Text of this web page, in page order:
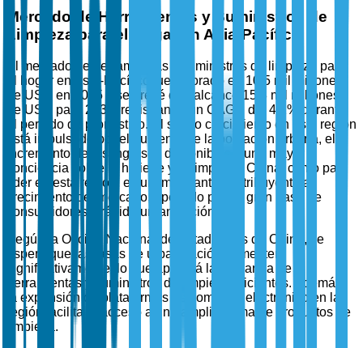
Mercado de Herramientas y Suministros de
Limpieza para el Hogar en Asia-Pacífico
El mercado de herramientas y suministros de limpieza para
el hogar en Asia-Pacífico fue valorado en 10.5 mil millones
de USD en 2025 y se prevé que alcance 15.8 mil millones
de USD para 2035, registrando un CAGR del 4.2% durante
el período de pronóstico. El sólido crecimiento en esta región
está impulsado por el aumento de la población urbana, el
incremento de los ingresos disponibles y una mayor
conciencia sobre la higiene y la limpieza. China, como país
líder en esta región, es un importante contribuyente al
crecimiento del mercado, apoyado por su gran base de
consumidores y rápida urbanización.
Según la Oficina Nacional de Estadísticas de China, se
espera que las tasas de urbanización aumenten
significativamente, lo que apoyará la demanda de
herramientas y suministros de limpieza eficientes. Además,
la expansión de plataformas de comercio electrónico en la
región facilita el acceso a una amplia gama de productos de
limpieza.